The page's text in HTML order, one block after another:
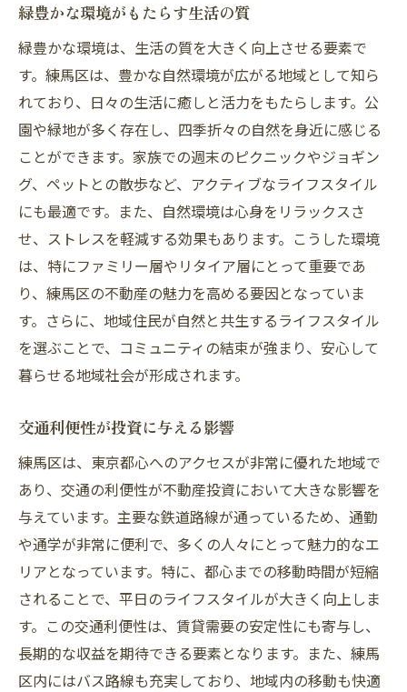
緑豊かな環境がもたらす生活の質
緑豊かな環境は、生活の質を大きく向上させる要素で
す。練馬区は、豊かな自然環境が広がる地域として知ら
れており、日々の生活に癒しと活力をもたらします。公
園や緑地が多く存在し、四季折々の自然を身近に感じる
ことができます。家族での週末のピクニックやジョギン
グ、ペットとの散歩など、アクティブなライフスタイル
にも最適です。また、自然環境は心身をリラックスさ
せ、ストレスを軽減する効果もあります。こうした環境
は、特にファミリー層やリタイア層にとって重要であ
り、練馬区の不動産の魅力を高める要因となっていま
す。さらに、地域住民が自然と共生するライフスタイル
を選ぶことで、コミュニティの結束が強まり、安心して
暮らせる地域社会が形成されます。
交通利便性が投資に与える影響
練馬区は、東京都心へのアクセスが非常に優れた地域で
あり、交通の利便性が不動産投資において大きな影響を
与えています。主要な鉄道路線が通っているため、通勤
や通学が非常に便利で、多くの人々にとって魅力的なエ
リアとなっています。特に、都心までの移動時間が短縮
されることで、平日のライフスタイルが大きく向上しま
す。この交通利便性は、賃貸需要の安定性にも寄与し、
長期的な収益を期待できる要素となります。また、練馬
区内にはバス路線も充実しており、地域内の移動も快適